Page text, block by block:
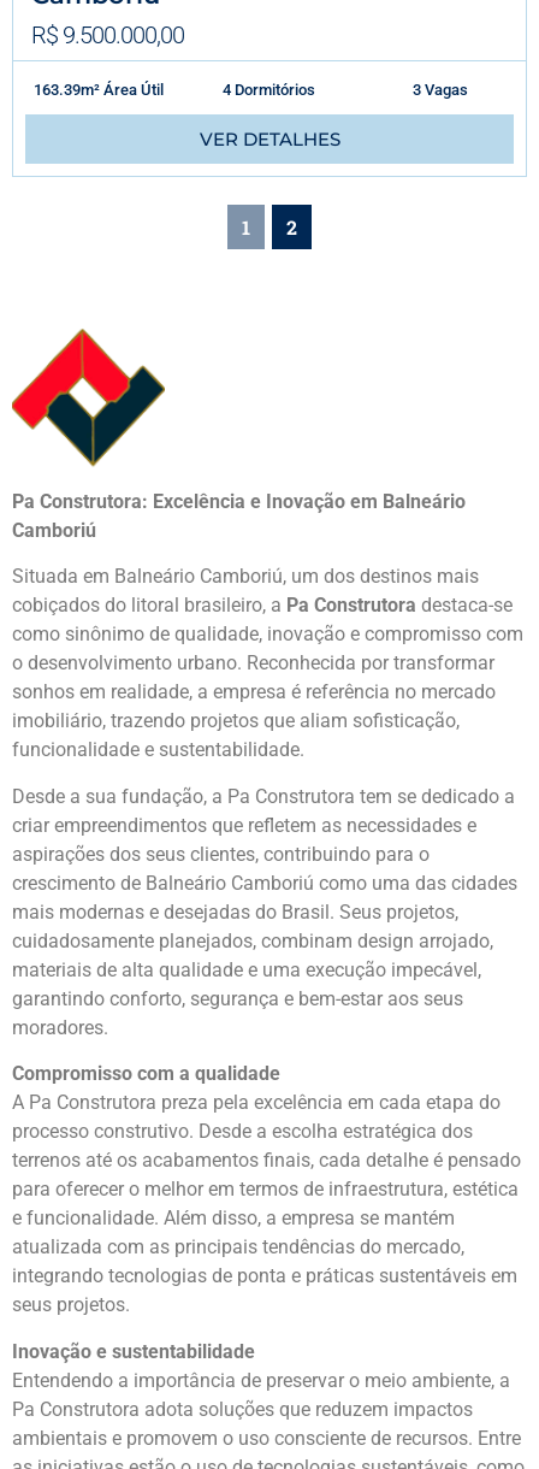
R$ 9.500.000,00
163.39m² Área Útil 4 Dormitórios 3 Vagas
VER DETALHES
1 2
Pa Construtora: Excelência e Inovação em Balneário
Camboriú
Situada em Balneário Camboriú, um dos destinos mais
cobiçados do litoral brasileiro, a Pa Construtora destaca-se
como sinônimo de qualidade, inovação e compromisso com
o desenvolvimento urbano. Reconhecida por transformar
sonhos em realidade, a empresa é referência no mercado
imobiliário, trazendo projetos que aliam sofisticação,
funcionalidade e sustentabilidade.
Desde a sua fundação, a Pa Construtora tem se dedicado a
criar empreendimentos que refletem as necessidades e
aspirações dos seus clientes, contribuindo para o
crescimento de Balneário Camboriú como uma das cidades
mais modernas e desejadas do Brasil. Seus projetos,
cuidadosamente planejados, combinam design arrojado,
materiais de alta qualidade e uma execução impecável,
garantindo conforto, segurança e bem-estar aos seus
moradores.
Compromisso com a qualidade
A Pa Construtora preza pela excelência em cada etapa do
processo construtivo. Desde a escolha estratégica dos
terrenos até os acabamentos finais, cada detalhe é pensado
para oferecer o melhor em termos de infraestrutura, estética
e funcionalidade. Além disso, a empresa se mantém
atualizada com as principais tendências do mercado,
integrando tecnologias de ponta e práticas sustentáveis em
seus projetos.
Inovação e sustentabilidade
Entendendo a importância de preservar o meio ambiente, a
Pa Construtora adota soluções que reduzem impactos
ambientais e promovem o uso consciente de recursos. Entre